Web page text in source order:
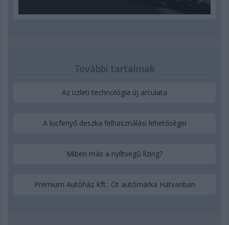
További tartalmak
Az üzleti technológia új arculata
A lucfenyő deszka felhasználási lehetőségei
Miben más a nyíltvégű lízing?
Prémium Autóház Kft.: Öt autómárka Hatvanban